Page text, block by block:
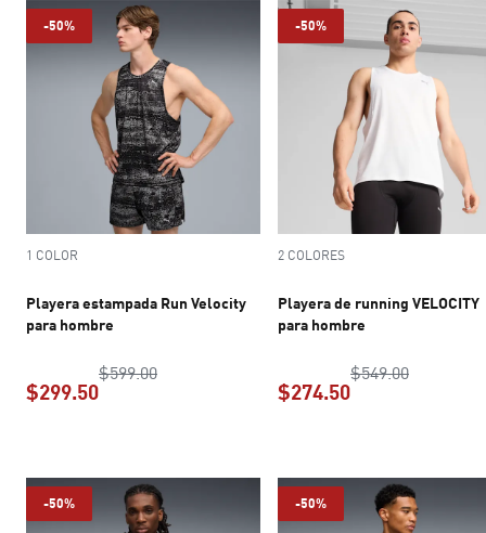
-50%
1 COLOR
Playera estampada Run Velocity
para hombre
$599.00precio original $599.00
$299.50
-50%
2 COLORES
Playera de running VELOCITY
para hombre
$549.00precio
$274.50
-50% -50%